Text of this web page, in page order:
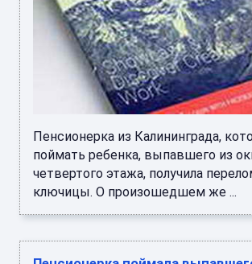
Пенсионерка из Калининграда,
поймать ребенка, выпавшего из
четвертого этажа, получила
ключицы. О произошедшем же ...